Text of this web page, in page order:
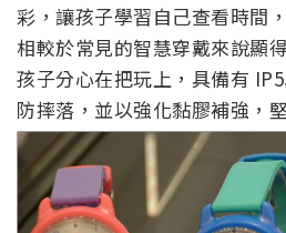
彩，讓孩子學習自己查看時間
相較於常見的智慧穿戴來說顯
孩子分心在把玩上，具備有
防摔落，並以強化黏膠補強，